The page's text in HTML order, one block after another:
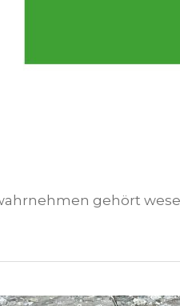
gehört